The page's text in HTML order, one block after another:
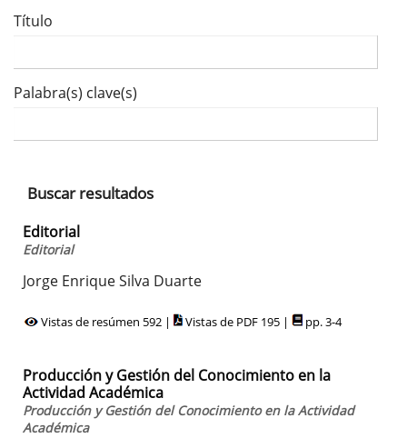
Título
Palabra(s) clave(s)
Buscar resultados
Editorial
Editorial
Jorge Enrique Silva Duarte
Vistas de resúmen 592 | Vistas de PDF 195 | pp. 3-4
Producción y Gestión del Conocimiento en la
Actividad Académica
Producción y Gestión del Conocimiento en la Actividad
Académica